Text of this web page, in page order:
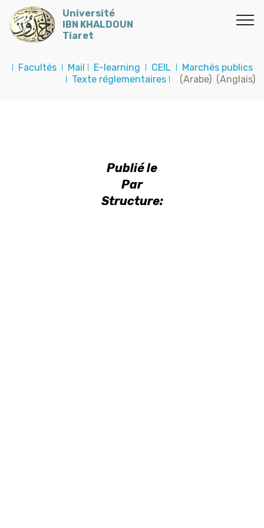
Université
IBN KHALDOUN
Tiaret
I Facultés I Mail I E-learning I CEIL I Marchés publics
I Texte réglementaires I (Arabe) (Anglais)
Publié le
Par
Structure: